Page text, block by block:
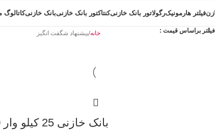
فیلتر هارمونیکرگولاتور بانک خازنیکنتاکتور بانک خازنیبانک خازنی
فیلتر براساس قیمت : خانه پیشنهاد شگفت انگیز